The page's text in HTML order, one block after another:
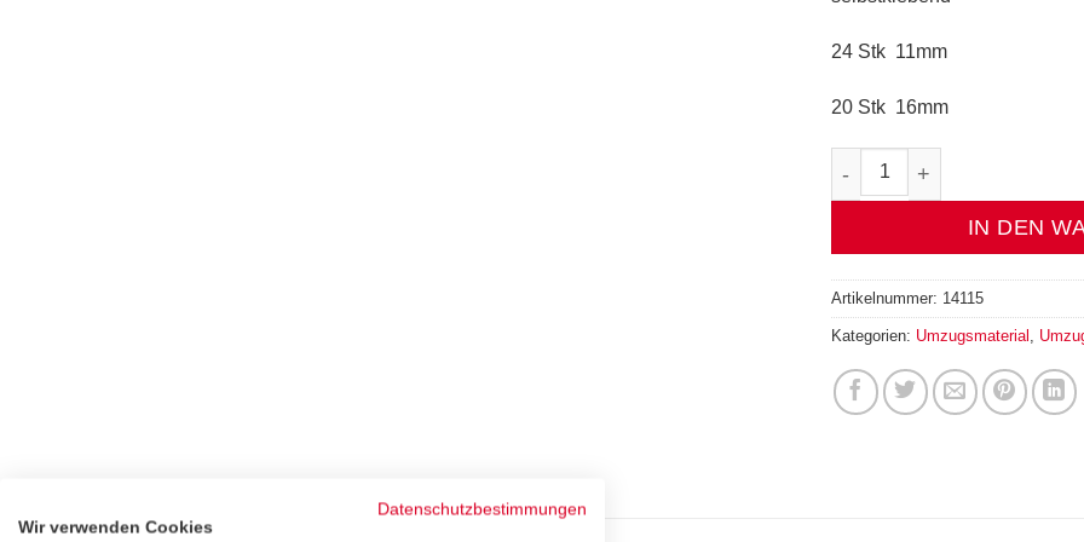
24 Stk 11mm
20 Stk 16mm
IN DEN
Artikelnummer: 14115
Kategorien: Umzugsmaterial
Datenschutzbestimmungen
Wir verwenden Cookies